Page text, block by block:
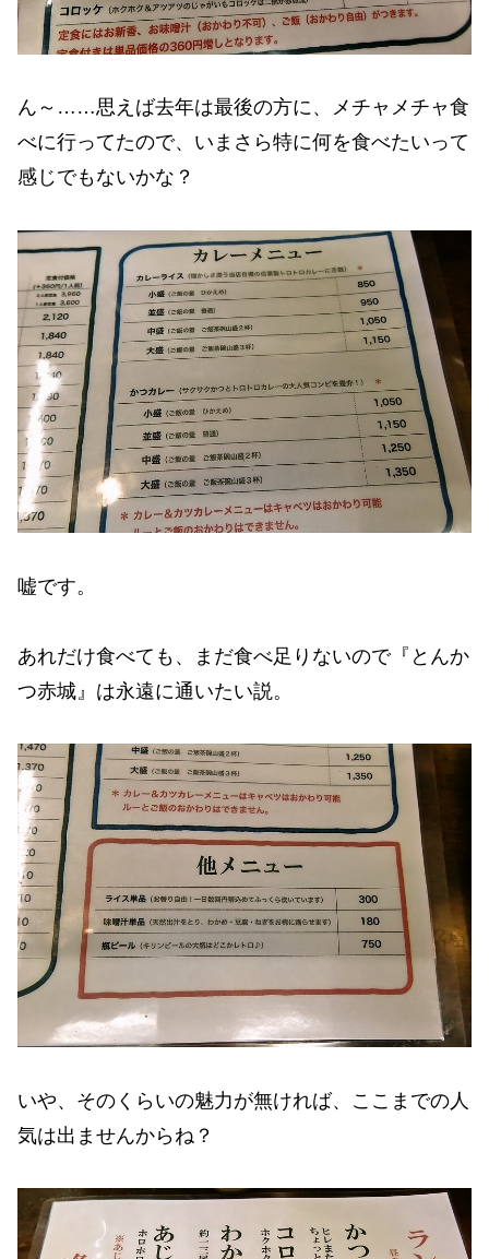
ん～……思えば去年は最後の方に、メチャメチャ食
べに行ってたので、いまさら特に何を食べたいって
感じでもないかな？
嘘です。
あれだけ食べても、まだ食べ足りないので『とんか
つ赤城』は永遠に通いたい説。
いや、そのくらいの魅力が無ければ、ここまでの人
気は出ませんからね？